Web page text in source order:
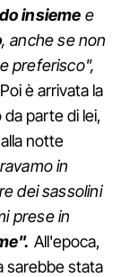
insieme e
, anche se non
preferisco",
è arrivata la
parte di lei,
notte
in
dei sassolini
prese in
All'epoca,
sarebbe stata